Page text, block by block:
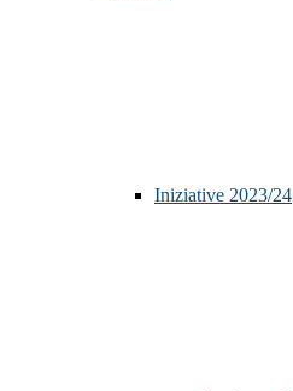
Iniziative 2023/24